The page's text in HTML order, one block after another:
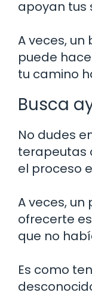
apoyan tus
A veces,
puede
tu camino
Busca
No dudes
terapeutas
el proceso
A veces,
ofrecerte
que no
Es como